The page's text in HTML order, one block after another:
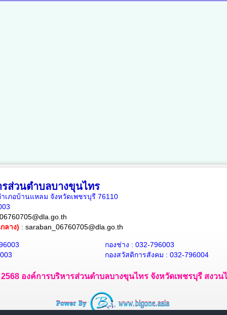
ส่วนตำบลบางขุนไทร
เภอบ้านแหลม จังหวัดเพชรบุรี 76110
ลาง) : saraban_06760705@dla.go.th
กองช่าง : 032-796003
กองสวัสดิการสังคม : 032-796004
องค์การบริหารส่วนตำบลบางขุนไทร จังหวัดเพชรบุรี สงว